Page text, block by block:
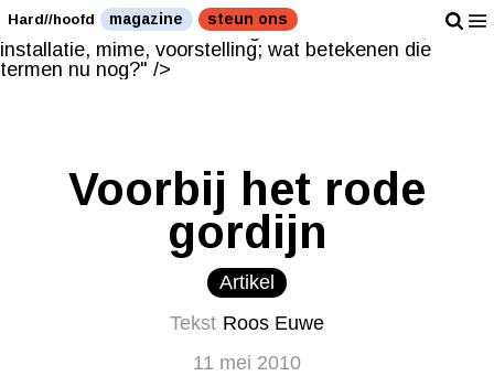
Performance, installatie, mime, voorstelling; wat
betekenen die termen nu nog?" />
installatie, mime, voorstelling; wat betekenen die
termen nu nog?" />
Hard//hoofd magazine steun ons
Voorbij het rode
gordijn
Artikel
Tekst Roos Euwe
11 mei 2010